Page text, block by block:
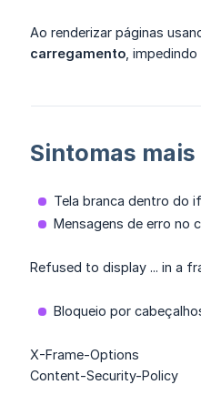
Ao renderizar páginas
carregamento ,
Sintomas
Tela branca dentro do
Mensagens de erro no
Refused to display ... in a
Bloqueio por
X-Frame-Options
Content-Security-Policy